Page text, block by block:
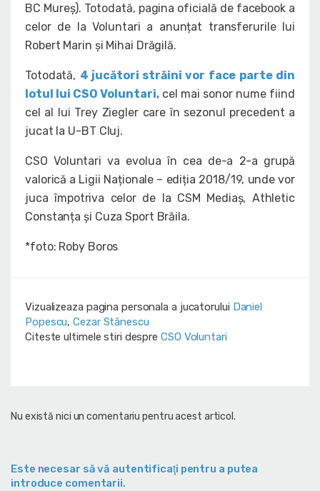
BC Mureș). Totodată, pagina oficială de facebook a
celor de la Voluntari a anunțat transferurile lui
Robert Marin și Mihai Drăgilă.
Totodată, 4 jucători străini vor face parte din
lotul lui CSO Voluntari,cel mai sonor nume fiind
cel al lui Trey Ziegler care în sezonul precedent a
jucat la U-BT Cluj.
CSO Voluntari va evolua în cea de-a 2-a grupă
valorică a Ligii Naționale – ediția 2018/19, unde vor
juca împotriva celor de la CSM Mediaș, Athletic
Constanța și Cuza Sport Brăila.
*foto: Roby Boros
Vizualizeaza pagina personala a jucatorului Daniel
Popescu,Cezar Stănescu
Citeste ultimele stiri despre CSO Voluntari
Nu există nici un comentariu pentru acest articol.
Este necesar să vă autentificaţi pentru a putea
introduce comentarii.